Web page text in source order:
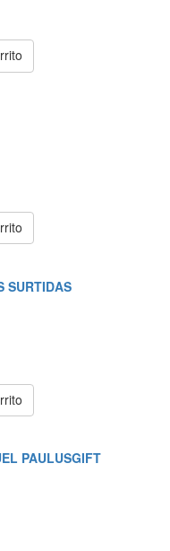
SURTIDAS
PAULUSGIFT